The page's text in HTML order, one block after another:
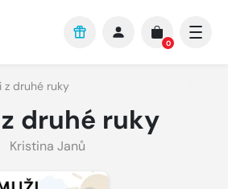
0
z druhé ruky
druhé ruky
Kristina Janů